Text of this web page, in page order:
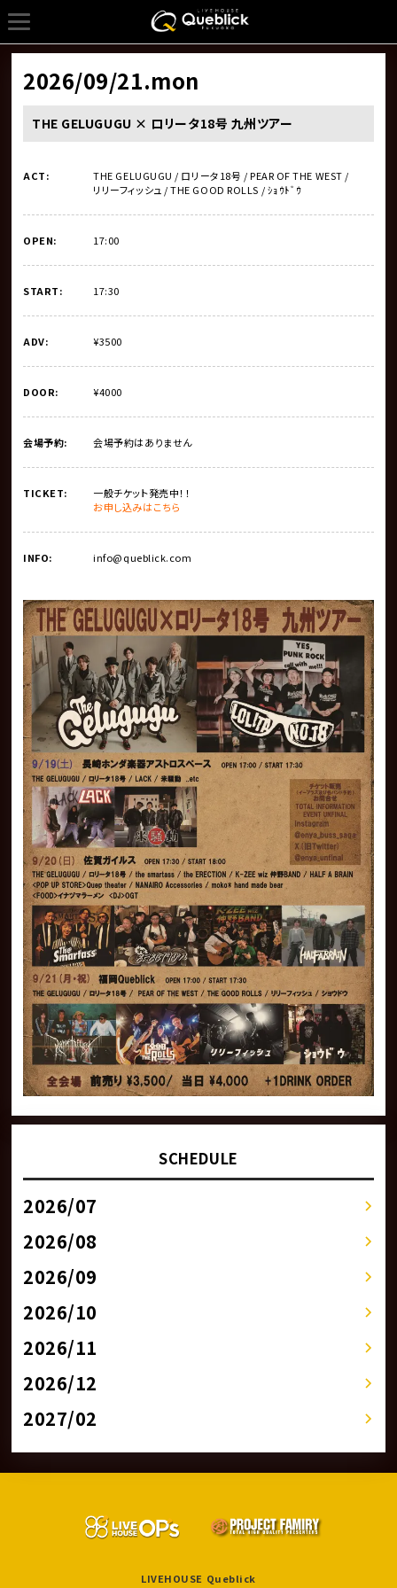
2026/09/21.mon
THE GELUGUGU × ロリータ18号 九州ツアー
ACT:
THE GELUGUGU / ロリータ18号 / PEAR OF THE WEST /
リリーフィッシュ / THE GOOD ROLLS / ｼｮｳﾄﾞｳ
OPEN: 17:00
START: 17:30
ADV: ¥3500
DOOR: ¥4000
会場予約: 会場予約はありません
TICKET:
一般チケット発売中！！
お申し込みはこちら
INFO: info@queblick.com
SCHEDULE
2026/07
2026/08
2026/09
2026/10
2026/11
2026/12
2027/02
LIVEHOUSE Queblick